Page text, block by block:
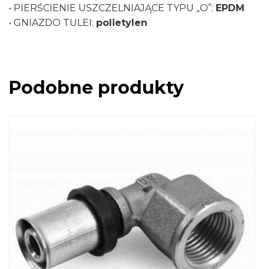
• PIERŚCIENIE USZCZELNIAJĄCE TYPU „O”: EPDM
• GNIAZDO TULEI: polietylen
Podobne produkty